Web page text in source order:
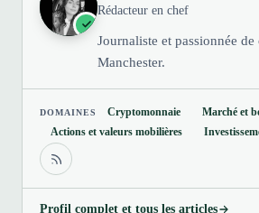
Rédacteur en chef
Journaliste et passionnée
Manchester.
DOMAINES Cryptomonnaie
Marché et
Actions et valeurs mobilières
Profil complet et tous les articles